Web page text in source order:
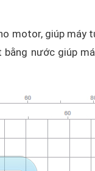
motor, giúp
nước giúp